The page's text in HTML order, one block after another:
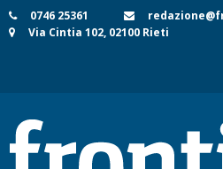
Skip
to
0746 25361
Via Cintia 102, 02100 Rieti